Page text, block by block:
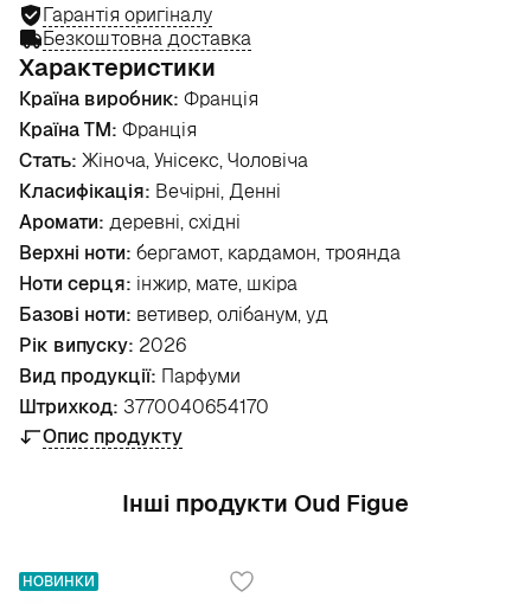
Гарантія оригіналу
Безкоштовна доставка
Характеристики
Країна виробник: Франція
Країна ТМ: Франція
Стать: Жіноча, Унісекс, Чоловіча
Класифікація: Вечірні, Денні
Аромати: деревні, східні
Верхні ноти: бергамот, кардамон, троянда
Ноти серця: інжир, мате, шкіра
Базові ноти: ветивер, олібанум, уд
Рік випуску: 2026
Вид продукції: Парфуми
Штрихкод: 3770040654170
Опис продукту
Інші продукти Oud Figue
НОВИНКИ